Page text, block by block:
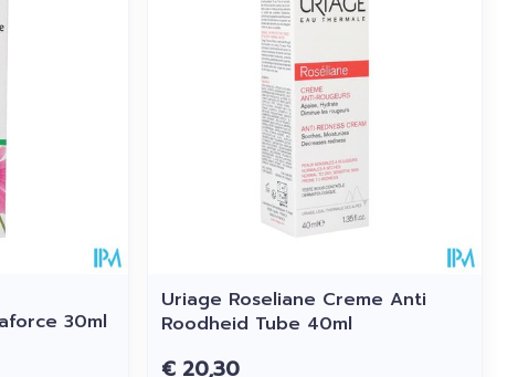
30ml
Uriage Roseliane Creme Anti
Roodheid Tube 40ml
€ 20,30